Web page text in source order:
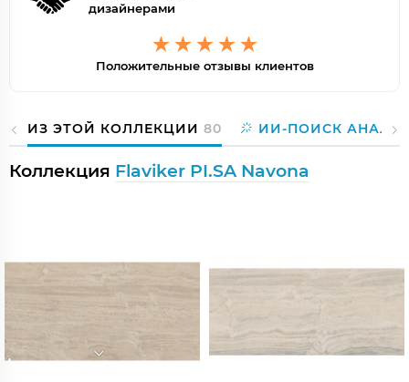
дизайнерами
Положительные отзывы клиентов
ИЗ ЭТОЙ КОЛЛЕКЦИИ 80 ИИ-ПОИСК
Коллекция Flaviker PI.SA Navona